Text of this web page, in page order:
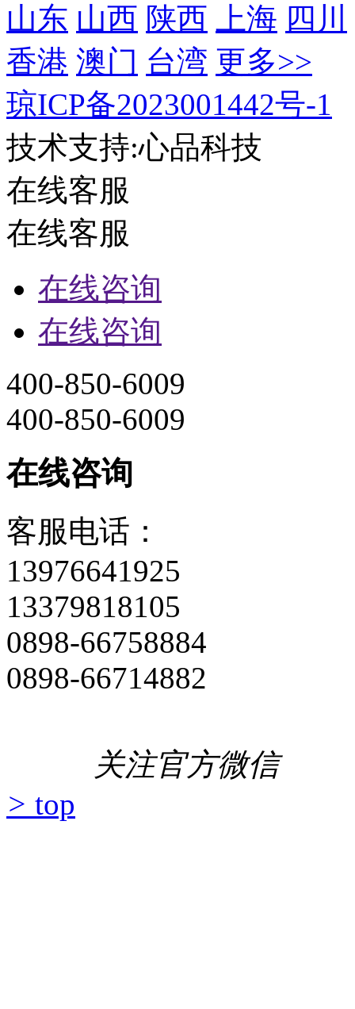
山东 山西 陕西 上海 四川
香港 澳门 台湾 更多>>
琼ICP备2023001442号-1
技术支持:心品科技
在线客服
在线客服
在线咨询
在线咨询
400-850-6009
400-850-6009
在线咨询
客服电话：
13976641925
13379818105
0898-66758884
0898-66714882
关注官方微信
> top